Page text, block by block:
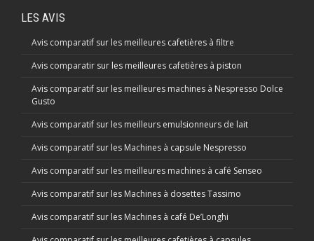
LES AVIS
Avis comparatif sur les meilleures cafetières à filtre
Avis comparatir sur les meilleures cafetières à piston
Avis comparatif sur les meilleures machines à Nespresso Dolce
Gusto
Avis comparatif sur les meilleurs emulsionneurs de lait
Avis comparatif sur les Machines à capsule Nespresso
Avis comparatif sur les meilleures machines à café Senseo
Avis comparatif sur les Machines à dosettes Tassimo
Avis comparatif sur les Machines à café De’Longhi